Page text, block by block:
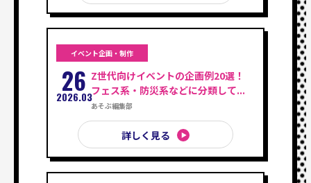
イベント企画・制作
26
2026.03
Z世代向けイベントの企画例20選！
フェス系・防災系などに分類して...
あそぶ編集部
詳しく見る